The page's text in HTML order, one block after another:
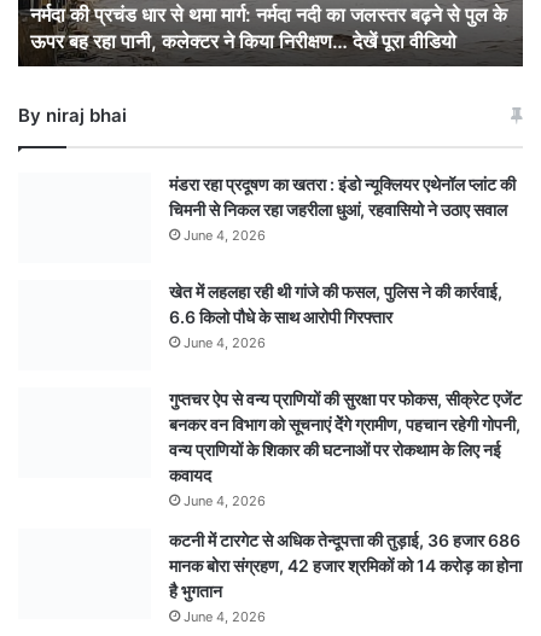
नदी
का
जलस्तर
से
नर्मदा की प्रचंड धार से थमा मार्ग: नर्मदा नदी का जलस्तर बढ़ने से पुल के
ऊपर बह रहा पानी, कलेक्टर ने किया निरीक्षण… देखें पूरा वीडियो
By niraj bhai
मंडरा रहा प्रदूषण का खतरा : इंडो न्यूक्लियर एथेनॉल प्लांट की
चिमनी से निकल रहा जहरीला धुआं, रहवासियो ने उठाए सवाल
June 4, 2026
खेत में लहलहा रही थी गांजे की फसल, पुलिस ने की कार्रवाई,
6.6 किलो पौधे के साथ आरोपी गिरफ्तार
June 4, 2026
गुप्तचर ऐप से वन्य प्राणियों की सुरक्षा पर फोकस, सीक्रेट एजेंट
बनकर वन विभाग को सूचनाएं देेंगे ग्रामीण, पहचान रहेगी गोपनी,
वन्य प्राणियों के शिकार की घटनाओं पर रोकथाम के लिए नई
कवायद
June 4, 2026
कटनी में टारगेट से अधिक तेन्दूपत्ता की तुड़ाई, 36 हजार 686
मानक बोरा संग्रहण, 42 हजार श्रमिकों को 14 करोड़ का होना
है भुगतान
June 4, 2026